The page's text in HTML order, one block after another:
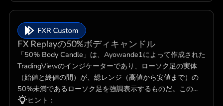
FX Replayの50%ボディキャンドル
「50% Body Candle」は、Ayowande1によって作成された
TradingViewのインジケーターであり、ローソク足の実体
（始値と終値の間）が、総レンジ（高値から安値まで）の
50%未満であるローソク足を強調表示するものだ。この...
ヒント：